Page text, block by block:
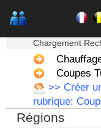
Chargement
Coupes
>> Créer
rubrique:
Régions